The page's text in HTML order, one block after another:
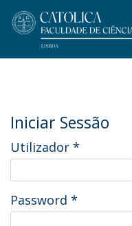
Iniciar Sessão
Utilizador *
Password *